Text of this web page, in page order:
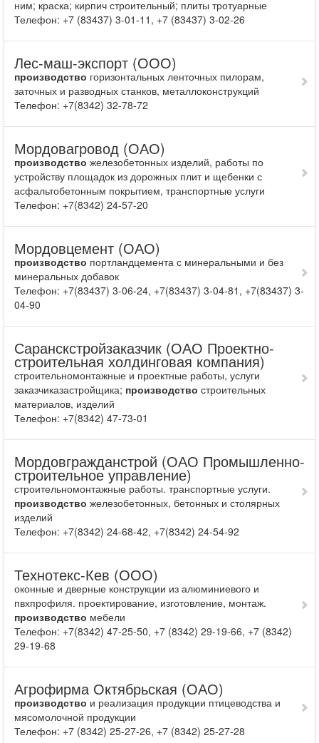
ним; крас­ка; кирпич строительный; плиты тротуарные
Телефон: +7 (83437) 3-01-11, +7 (83437) 3-02-26
Лес-маш-экспорт (ООО)
производство горизонтальных ленточных пилорам,
заточных и разводных станков, металлоконструкций
Телефон: +7(8342) 32-78-72
Мордовагровод (ОАО)
производство железо­бетонных изделий, работы по
устройству площадок из дорожных плит и щебенки с
асфальтобетонным покрытием, транспортные услуги
Телефон: +7(8342) 24-57-20
Мордовцемент (ОАО)
производство портландцемента с минеральными и без
минеральных добавок
Телефон: +7(83437) 3-06-24, +7(83437) 3-04-81, +7(83437) 3-
04-90
Саранскстройзаказчик (ОАО Проектно-
строительная холдинговая компания)
строительномонтажные и проектные работы, услуги
заказчиказастройщика; производство строительных
материалов, изделий
Телефон: +7(8342) 47-73-01
Мордовгражданстрой (ОАО Промышленно-
строительное управление)
строительномонтажные работы. транспортные услуги.
производство железобетонных, бетонных и столярных
изделий
Телефон: +7(8342) 24-68-42, +7(8342) 24-54-92
Технотекс-Кев (ООО)
оконные и дверные конструкции из алюминиевого и
пвхпрофиля. проектирование, изготовление, монтаж.
производство мебели
Телефон: +7(8342) 47-25-50, +7 (8342) 29-19-66, +7 (8342)
29-19-68
Агрофирма Октябрьская (ОАО)
производство и реализация продукции птицеводства и
мясомолочной продукции
Телефон: +7 (8342) 25-27-26, +7 (8342) 25-27-28